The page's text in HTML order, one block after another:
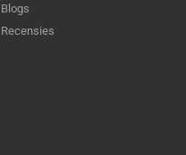
Blogs
Recensies